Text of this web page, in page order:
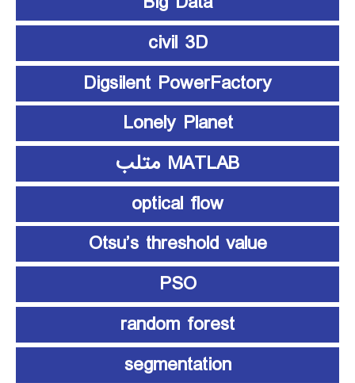
civil 3D
Digsilent PowerFactory
Lonely Planet
MATLAB متلب
optical flow
Otsu’s threshold value
PSO
random forest
segmentation